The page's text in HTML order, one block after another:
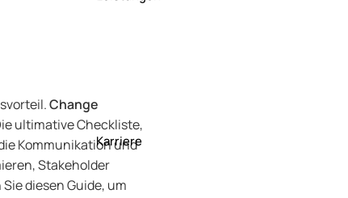
Karriere
Change
ultimative Checkliste,
Kommunikation und
Stakeholder
diesen Guide, um